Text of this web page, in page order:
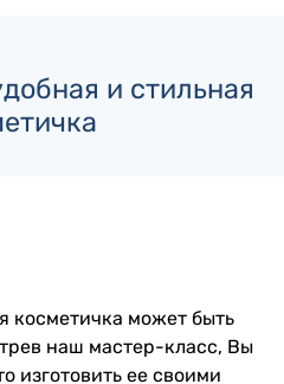
и стильная
косметичка может быть
наш мастер-класс, Вы
изготовить ее своими